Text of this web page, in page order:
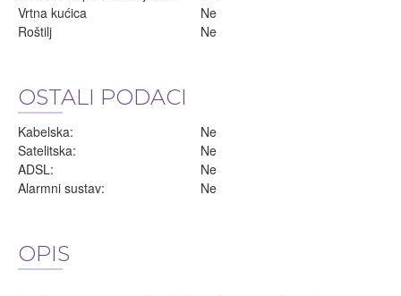
Vrtna kućica
Ne
Roštilj
Ne
OSTALI PODACI
Kabelska:
Ne
Satelitska:
Ne
ADSL:
Ne
Alarmni sustav:
Ne
OPIS